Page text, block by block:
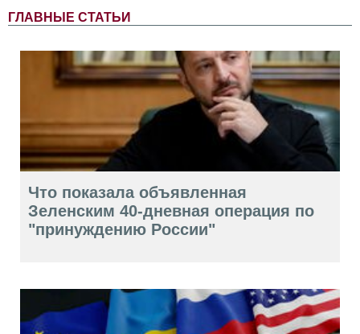
ГЛАВНЫЕ СТАТЬИ
Что показала объявленная
Зеленским 40-дневная операция по
"принуждению России"